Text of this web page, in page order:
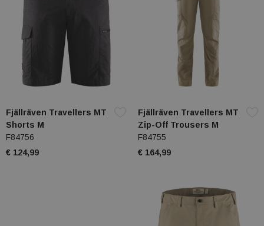
Fjällräven Travellers MT
Shorts M
F84756
€ 124,99
Fjällräven Travellers MT
Zip-Off Trousers M
F84755
€ 164,99